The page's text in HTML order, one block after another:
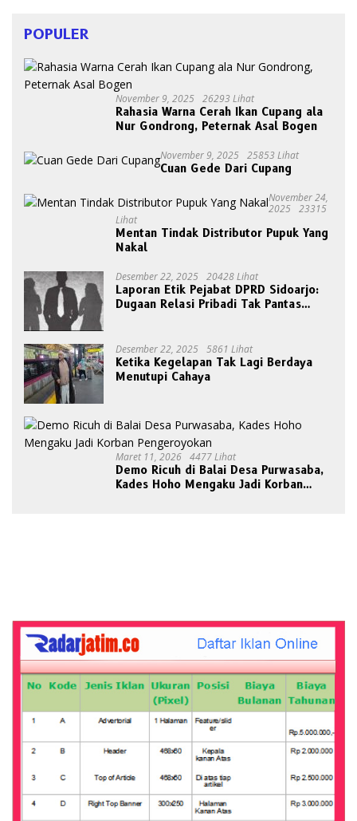
POPULER
November 9, 2025 26293 Lihat
Rahasia Warna Cerah Ikan Cupang ala
Nur Gondrong, Peternak Asal Bogen
November 9, 2025 25853 Lihat
Cuan Gede Dari Cupang
November 24,
2025 23315
Lihat
Mentan Tindak Distributor Pupuk Yang
Nakal
Desember 22, 2025 20428 Lihat
Laporan Etik Pejabat DPRD Sidoarjo:
Dugaan Relasi Pribadi Tak Pantas
Desember 22, 2025 5861 Lihat
Ketika Kegelapan Tak Lagi Berdaya
Menutupi Cahaya
Maret 11, 2026 4477 Lihat
Demo Ricuh di Balai Desa Purwasaba,
Kades Hoho Mengaku Jadi Korban